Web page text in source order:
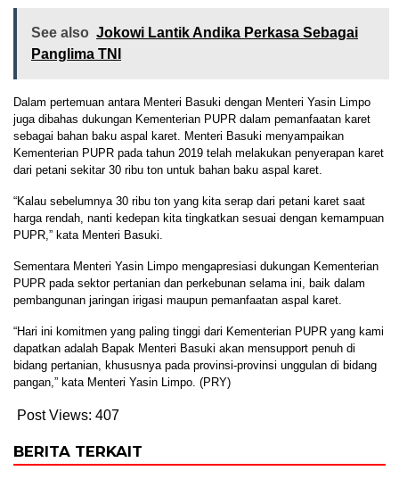
See also Jokowi Lantik Andika Perkasa Sebagai
Panglima TNI
Dalam pertemuan antara Menteri Basuki dengan Menteri Yasin Limpo
juga dibahas dukungan Kementerian PUPR dalam pemanfaatan karet
sebagai bahan baku aspal karet. Menteri Basuki menyampaikan
Kementerian PUPR pada tahun 2019 telah melakukan penyerapan karet
dari petani sekitar 30 ribu ton untuk bahan baku aspal karet.
“Kalau sebelumnya 30 ribu ton yang kita serap dari petani karet saat
harga rendah, nanti kedepan kita tingkatkan sesuai dengan kemampuan
PUPR,” kata Menteri Basuki.
Sementara Menteri Yasin Limpo mengapresiasi dukungan Kementerian
PUPR pada sektor pertanian dan perkebunan selama ini, baik dalam
pembangunan jaringan irigasi maupun pemanfaatan aspal karet.
“Hari ini komitmen yang paling tinggi dari Kementerian PUPR yang kami
dapatkan adalah Bapak Menteri Basuki akan mensupport penuh di
bidang pertanian, khususnya pada provinsi-provinsi unggulan di bidang
pangan,” kata Menteri Yasin Limpo. (PRY)
Post Views: 407
BERITA TERKAIT